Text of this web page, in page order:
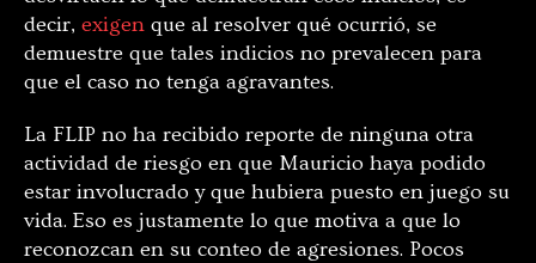
decir, exigen que al resolver qué ocurrió, se
demuestre que tales indicios no prevalecen para
que el caso no tenga agravantes.
La FLIP no ha recibido reporte de ninguna otra
actividad de riesgo en que Mauricio haya podido
estar involucrado y que hubiera puesto en juego su
vida. Eso es justamente lo que motiva a que lo
reconozcan en su conteo de agresiones. Pocos